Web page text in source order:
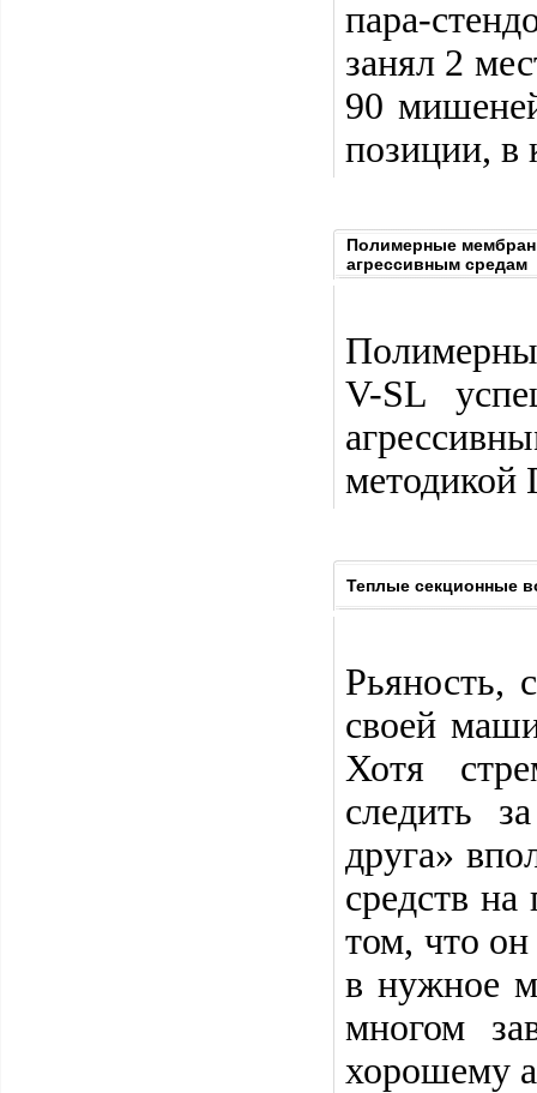
пара-
занял 2
90
позиции, в
Полимерные
агрессивным средам
V-SL
методикой
Теплые секционные
Рьяность,
своей
Хотя
следить
друга»
средств
том, что
в нужное
многом
хорошему